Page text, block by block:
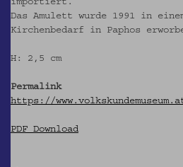
importiert.
Das Amulett wurde 1991 in
Kirchenbedarf in Paphos
H: 2,5 cm
Permalink
https://
PDF Download